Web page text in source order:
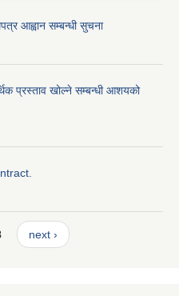
आह्वान सम्बन्धी सुचना
प्रस्ताव खोल्ने सम्बन्धी आशयको
next ›